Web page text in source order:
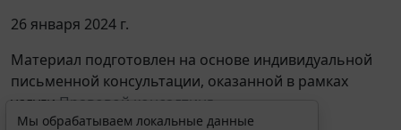
26 января 2024 г.
Материал подготовлен на основе индивидуальной
письменной консультации, оказанной в рамках
услуги Правовой консалтинг.
Мы обрабатываем локальные данные